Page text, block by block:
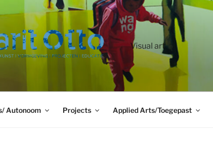
Visual art
Autonoom Projects Applied Arts/Toegepast